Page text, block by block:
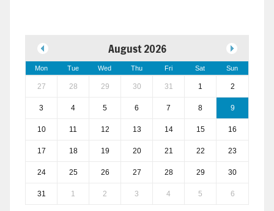
August 2026
Mon Tue Wed Thu Fri Sat Sun
27 28 29 30 31 1 2
3 4 5 6 7 8 9
10 11 12 13 14 15 16
17 18 19 20 21 22 23
24 25 26 27 28 29 30
31 1 2 3 4 5 6